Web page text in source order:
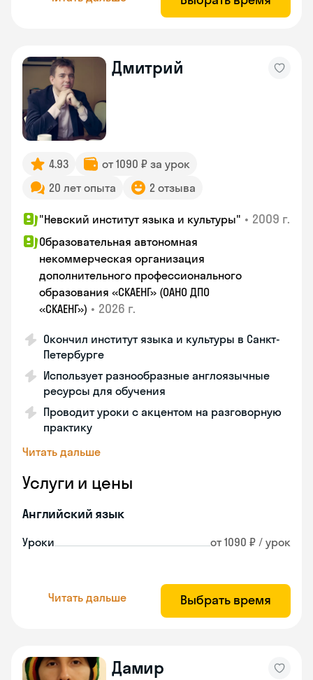
Дмитрий
4.93
от 1090 ₽ за урок
20 лет опыта
2 отзыва
"Невский институт языка и культуры" • 2009 г.
Образовательная автономная
некоммерческая организация
дополнительного профессионального
образования «СКАЕНГ» (ОАНО ДПО
«СКАЕНГ») • 2026 г.
Окончил институт языка и культуры в Санкт-
Петербурге
Использует разнообразные англоязычные
ресурсы для обучения
Проводит уроки с акцентом на разговорную
практику
Читать дальше
Услуги и цены
Английский язык
Уроки от 1090 ₽ / урок
Читать дальше Выбрать время
Дамир